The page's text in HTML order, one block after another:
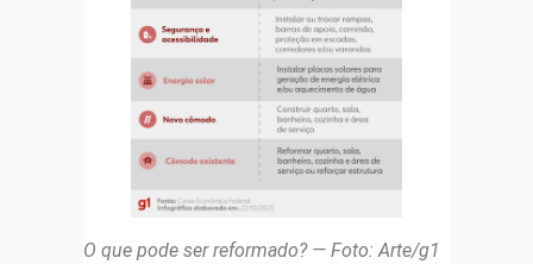
O que pode ser reformado? — Foto: Arte/g1